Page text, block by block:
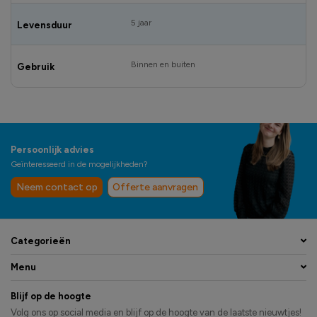
Levensduur 5 jaar
Gebruik Binnen en buiten
Persoonlijk advies
Geïnteresseerd in de mogelijkheden?
Neem contact op Offerte aanvragen
Categorieën
Menu
Blijf op de hoogte
Volg ons op social media en blijf op de hoogte van de laatste nieuwtjes!